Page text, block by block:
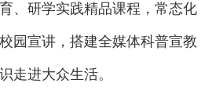
、研学实践精品课程，常态化
园宣讲，搭建全媒体科普宣教
走进大众生活。